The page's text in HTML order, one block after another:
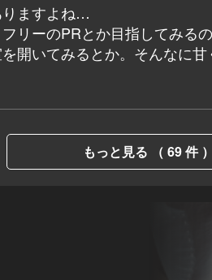
りますよね…
リーのPRとか目指してみる
開いてみるとか。そんなに
もっと見る （ 69 件 ）